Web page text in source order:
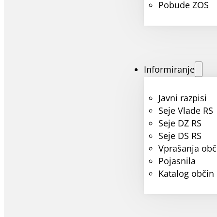
Pobude ZOS
Informiranje
Javni razpisi
Seje Vlade RS
Seje DZ RS
Seje DS RS
Vprašanja
Pojasnila
Katalog občin